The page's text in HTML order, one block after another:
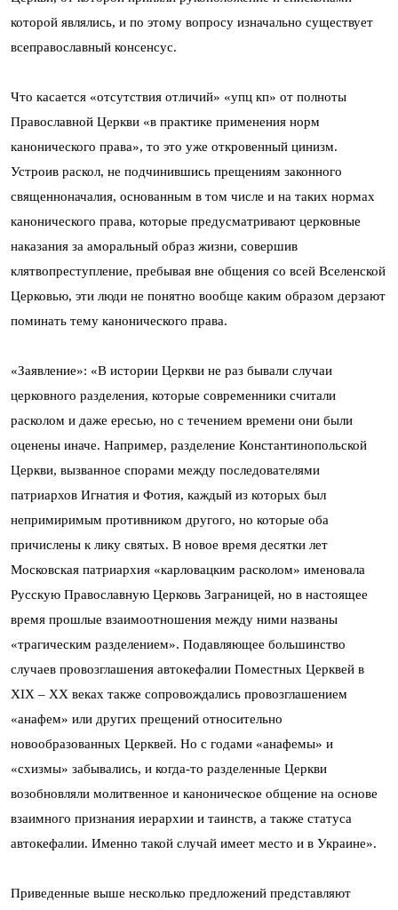
которой являлись, и по этому вопросу изначально существует
всеправославный консенсус.
Что касается «отсутствия отличий» «упц кп» от полноты
Православной Церкви «в практике применения норм
канонического права», то это уже откровенный цинизм.
Устроив раскол, не подчинившись прещениям законного
священноначалия, основанным в том числе и на таких нормах
канонического права, которые предусматривают церковные
наказания за аморальный образ жизни, совершив
клятвопреступление, пребывая вне общения со всей Вселенской
Церковью, эти люди не понятно вообще каким образом дерзают
поминать тему канонического права.
«Заявление»: «В истории Церкви не раз бывали случаи
церковного разделения, которые современники считали
расколом и даже ересью, но с течением времени они были
оценены иначе. Например, разделение Константинопольской
Церкви, вызванное спорами между последователями
патриархов Игнатия и Фотия, каждый из которых был
непримиримым противником другого, но которые оба
причислены к лику святых. В новое время десятки лет
Московская патриархия «карловацким расколом» именовала
Русскую Православную Церковь Заграницей, но в настоящее
время прошлые взаимоотношения между ними названы
«трагическим разделением». Подавляющее большинство
случаев провозглашения автокефалии Поместных Церквей в
ХІХ – ХХ веках также сопровождались провозглашением
«анафем» или других прещений относительно
новообразованных Церквей. Но с годами «анафемы» и
«схизмы» забывались, и когда-то разделенные Церкви
возобновляли молитвенное и каноническое общение на основе
взаимного признания иерархии и таинств, а также статуса
автокефалии. Именно такой случай имеет место и в Украине».
Приведенные выше несколько предложений представляют